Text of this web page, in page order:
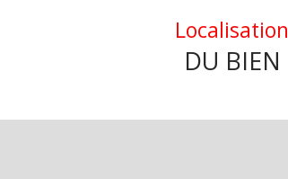
Localisation
DU BIEN